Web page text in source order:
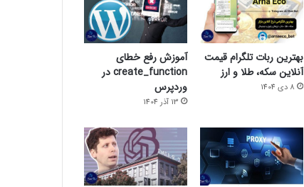
بهترین ربات تلگرام قیمت
آنلاین سکه، طلا و ارز
8 دی 1404
آموزش رفع خطای
create_function در
وردپرس
13 آذر 1404